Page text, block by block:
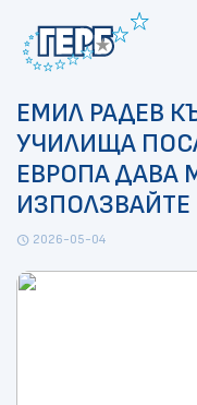
ЕМИЛ РАДЕВ
УЧИЛИЩА
ЕВРОПА
ИЗПОЛЗВАЙТЕ
schedule 2026-05-04